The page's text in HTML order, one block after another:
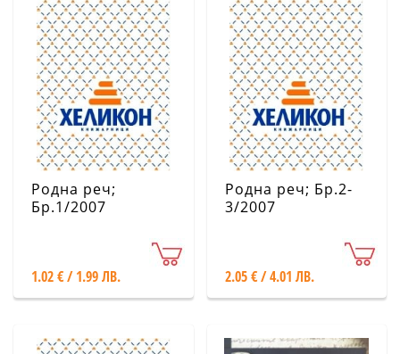
Родна реч;
Бр.1/2007
1.02 € / 1.99 ЛВ.
Родна реч; Бр.2-
3/2007
2.05 € / 4.01 ЛВ.